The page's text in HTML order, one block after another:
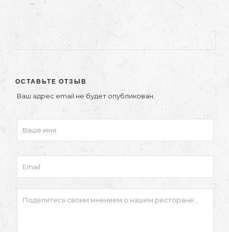
ОСТАВЬТЕ ОТЗЫВ
Ваш адрес email не будет опубликован.